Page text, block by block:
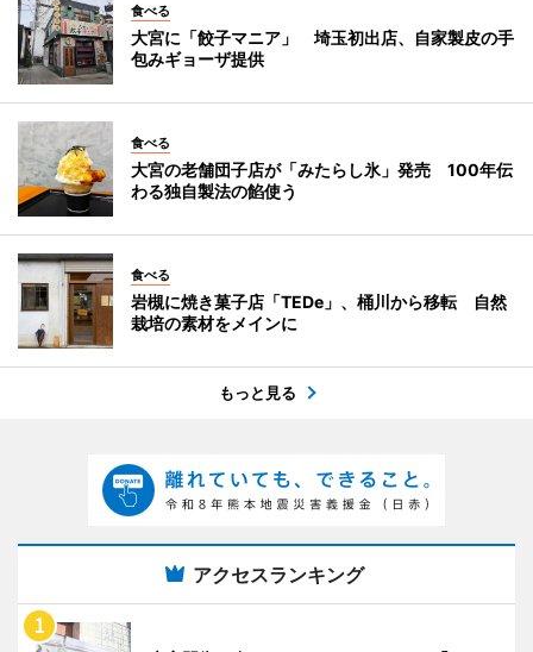
食べる
大宮に「餃子マニア」 埼玉初出店、自家製皮の手
包みギョーザ提供
食べる
大宮の老舗団子店が「みたらし氷」発売 100年伝
わる独自製法の餡使う
食べる
岩槻に焼き菓子店「TEDe」、桶川から移転 自然
栽培の素材をメインに
もっと見る
アクセスランキング